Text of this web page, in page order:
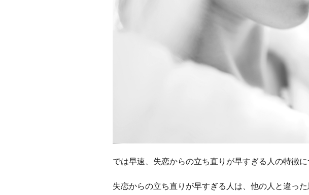
では早速、失恋からの立ち直りが早すぎる人の特徴に
失恋からの立ち直りが早すぎる人は、他の人と違っ